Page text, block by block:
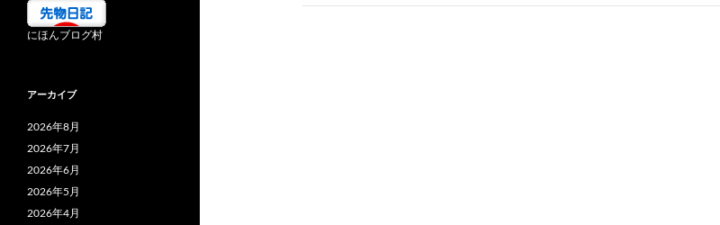
ゲ
にほんブログ村
アーカイブ
2026年8月
2026年7月
2026年6月
2026年5月
2026年4月